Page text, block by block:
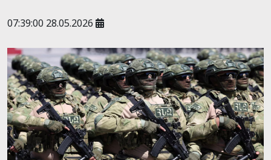
07:39:00 28.05.2026